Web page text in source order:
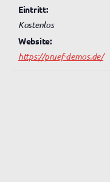
Eintritt:
Kostenlos
Website:
https://pruef-demos.de/